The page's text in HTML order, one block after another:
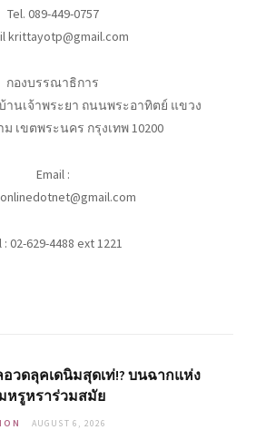
Tel. 089-449-0757
krittayotp@gmail.com
กองบรรณาธิการ
านเจ้าพระยา ถนนพระอาทิตย์ แขวง
เขตพระนคร กรุงเทพ 10200
Email :
: 02-629-4488 ext 1221
อวดลุคเดนิมสุดเท่!? บนฉากแห่ง
หรูหราร่วมสมัย
AUGUST 6, 2026